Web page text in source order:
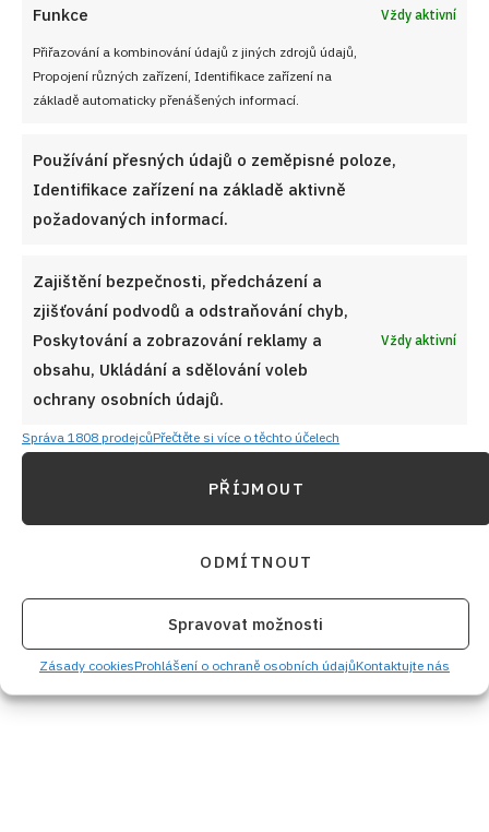
Funkce Vždy aktivní
Přiřazování a kombinování údajů z jiných zdrojů údajů,
Propojení různých zařízení, Identifikace zařízení na
základě automaticky přenášených informací.
Používání přesných údajů o zeměpisné poloze,
Identifikace zařízení na základě aktivně
požadovaných informací.
Zajištění bezpečnosti, předcházení a
zjišťování podvodů a odstraňování chyb,
Poskytování a zobrazování reklamy a
obsahu, Ukládání a sdělování voleb
ochrany osobních údajů.
Vždy aktivní
Správa 1808 prodejcůPřečtěte si více o těchto účelech
PŘÍJMOUT
ODMÍTNOUT
Spravovat možnosti
Zásady cookiesProhlášení o ochraně osobních údajůKontaktujte nás